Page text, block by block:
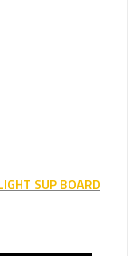
SUP BOARD